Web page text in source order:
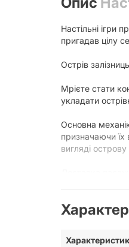
Настільні ігри
пригадав цілу
Острів
Мрієте стати
укладати
Основна
призначаючи їх
вигляді
бонусів.